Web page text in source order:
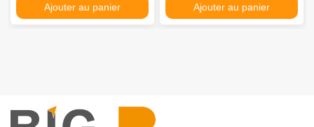
Ajouter au panier Ajouter au panier